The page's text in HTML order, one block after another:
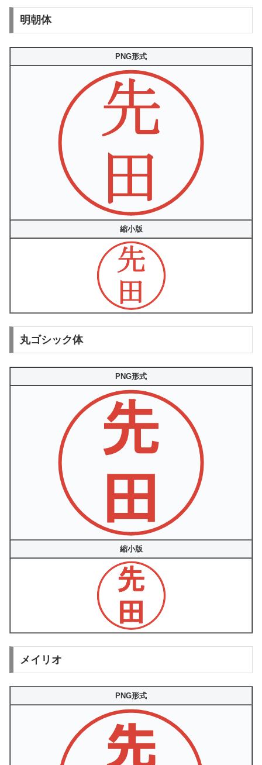
明朝体
PNG形式
縮小版
丸ゴシック体
PNG形式
縮小版
メイリオ
PNG形式